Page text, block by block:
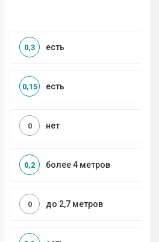
есть
0,3
есть
0,15
нет
0
более 4 метров
0,2
до 2,7 метров
0